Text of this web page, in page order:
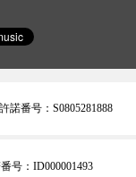
諾番号： S0805281888
号： ID000001493